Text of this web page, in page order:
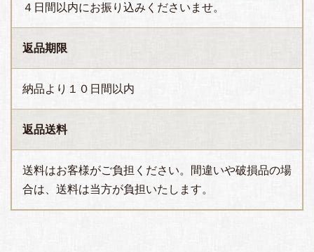
４日間以内にお振り込みくださいませ。
返品期限
納品より１０日間以内
返品送料
送料はお客様がご負担ください。間違いや破損品の場
合は、送料は当方が負担いたします。